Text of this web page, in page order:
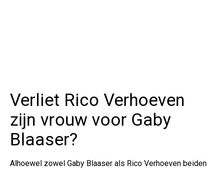
Verliet Rico Verhoeven
zijn vrouw voor Gaby
Blaaser?
Alhoewel zowel Gaby Blaaser als Rico Verhoeven beiden